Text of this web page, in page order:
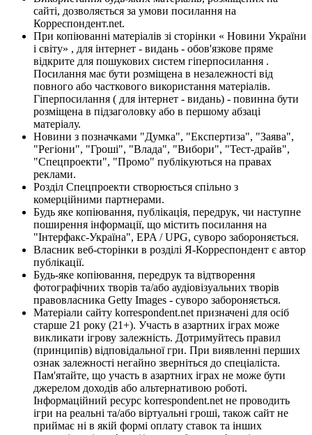
сайті, дозволяється за умови посилання на
Корреспондент.net.
При копіюванні матеріалів зі сторінки « Новини України
і світу» , для інтернет - видань - обов'язкове пряме
відкрите для пошукових систем гіперпосилання .
Посилання має бути розміщена в незалежності від
повного або часткового використання матеріалів.
Гіперпосилання ( для інтернет - видань) - повинна бути
розміщена в підзаголовку або в першому абзаці
матеріалу.
Новини з позначками "Думка", "Експертиза", "Заява",
"Регіони", "Гроші", "Влада", "Вибори", "Тест-драйв",
"Спецпроекти", "Промо" публікуються на правах
реклами.
Розділ Спецпроекти створюється спільно з
комерційними партнерами.
Будь яке копіювання, публікація, передрук, чи наступне
поширення інформації, що містить посилання на
"Інтерфакс-Україна", EPA / UPG, суворо забороняється.
Власник веб-сторінки в розділі Я-Корреспондент є автор
публікації.
Будь-яке копіювання, передрук та відтворення
фотографічних творів та/або аудіовізуальних творів
правовласника Getty Images - суворо забороняється.
Матеріали сайту korrespondent.net призначені для осіб
старше 21 року (21+). Участь в азартних іграх може
викликати ігрову залежність. Дотримуйтесь правил
(принципів) відповідальної гри. При виявленні перших
ознак залежності негайно зверніться до спеціаліста.
Пам'ятайте, що участь в азартних іграх не може бути
джерелом доходів або альтернативою роботі.
Інформаційний ресурс korrespondent.net не проводить
ігри на реальні та/або віртуальні гроші, також сайт не
приймає ні в якій формі оплату ставок та інших